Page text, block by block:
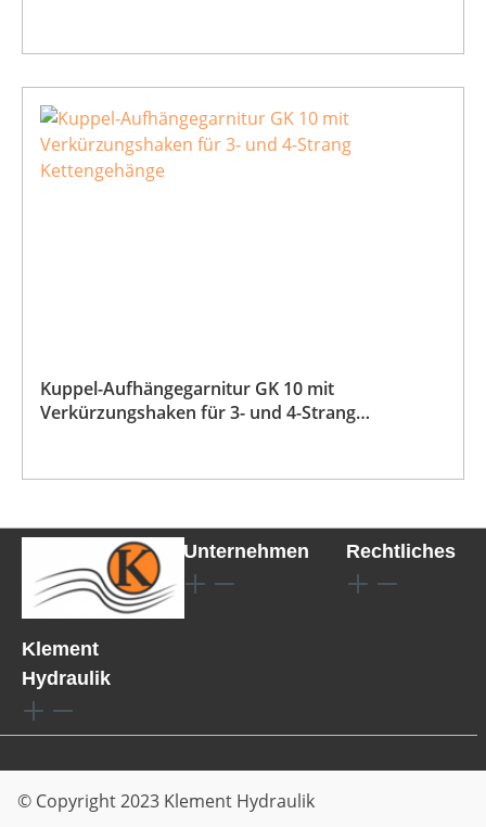
Kuppel-Aufhängegarnitur GK 10 mit
Verkürzungshaken für 3- und 4-Strang
Klement
Hydraulik
Unternehmen Rechtliches
© Copyright 2023 Klement Hydraulik